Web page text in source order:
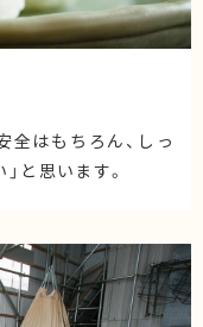
全はもちろん、しっ
と思います。